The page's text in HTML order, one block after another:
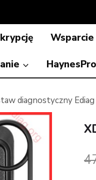
HaynesPro
diagnostyczny